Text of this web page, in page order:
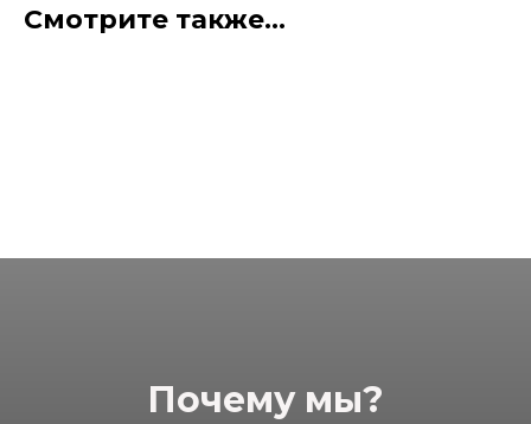
Смотрите также...
Почему мы?